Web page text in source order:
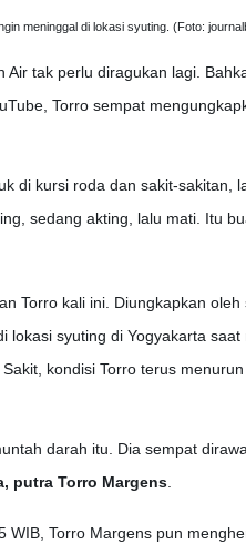
meninggal di lokasi syuting. (Foto:
Air tak perlu diragukan lagi.
Torro sempat
di kursi roda dan sakit-sakitan,
sedang akting, lalu mati. Itu
Torro kali ini. Diungkapkan oleh
lokasi syuting di Yogyakarta
kondisi Torro terus
darah itu. Dia sempat
putra Torro Margens.
WIB, Torro Margens pun